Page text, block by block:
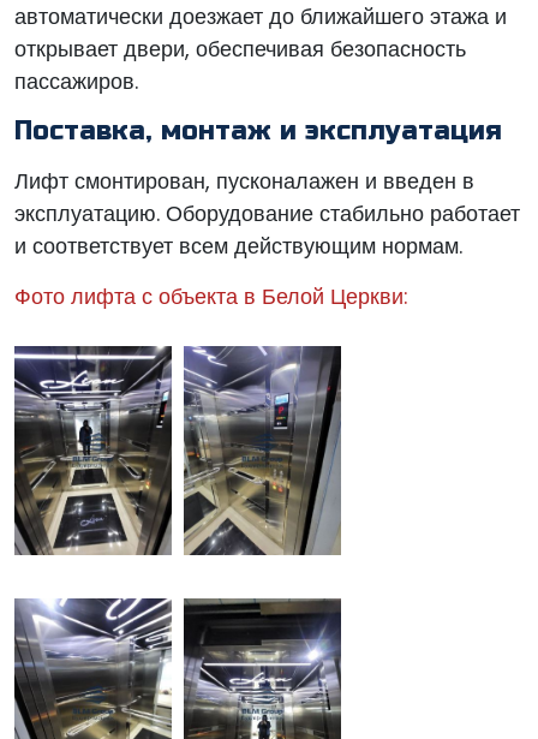
автоматически доезжает до ближайшего этажа и
открывает двери, обеспечивая безопасность
пассажиров.
Поставка, монтаж и эксплуатация
Лифт смонтирован, пусконалажен и введен в
эксплуатацию. Оборудование стабильно работает
и соответствует всем действующим нормам.
Фото лифта с объекта в Белой Церкви: